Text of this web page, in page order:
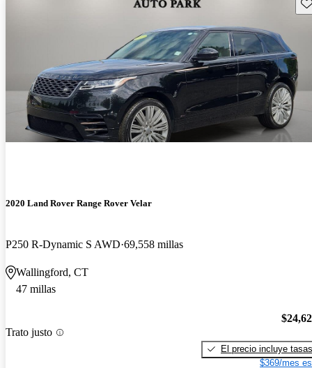
2020 Land Rover Range Rover Velar
P250 R-Dynamic S AWD 69,558 millas
Wallingford, CT
47 millas
Trato justo
El precio incluye tasas
$369/mes